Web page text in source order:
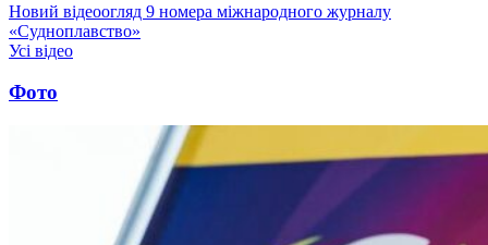
Новий відеоогляд 9 номера міжнародного журналу
«Судноплавство»
Усі відео
Фото